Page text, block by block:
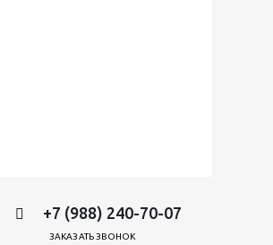
+7 (988) 240-70-07
ЗАКАЗАТЬ ЗВОНОК